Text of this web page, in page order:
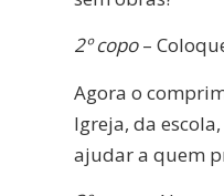
2º copo–
Agora o
Igreja, da
ajudar a quem